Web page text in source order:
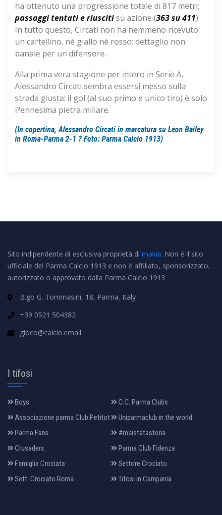
ha ottenuto una progressione totale di 817 metri;
passaggi tentati e riuscitisu azione (363 su 411).
In tutto questo, Circati non ha nemmeno ricevuto
un cartellino, né giallo né rosso: dettaglio non
banale per un difensore.
Alla prima vera stagione per intero in Serie A,
Alessandro Circati sembra essersi messo sulla
strada giusta: il gol (al suo primo e unico tiro) è solo
l?ennesima pietra miliare.
(In copertina, Alessandro Circati in marcatura su Leon Bailey
in Roma-Parma 2-1 ? Foto: Parma Calcio 1913)
Sito indipendente di esclusiva proprietà di makia. Non è il sito
ufficiale del Parma Calcio 1913 e non è affiliato, sponsorizzato,
autorizzato o approvato dalla Parma Calcio 1913
B.go G. Tommasini, 18, Parma, Italy
+39 0521 504382
gioco@calcio.email
I tifosi
Boys
C.C. Parma Clubs
Associazione parma Club Petitot
Uniparmaclub in the world
Parma Fans
#maistatastoria
Crusaders
Parma Club Fidenza
Famiglia Crociata
Settore Crociato
Sett. Crociato Roma
Tifosi in Campania